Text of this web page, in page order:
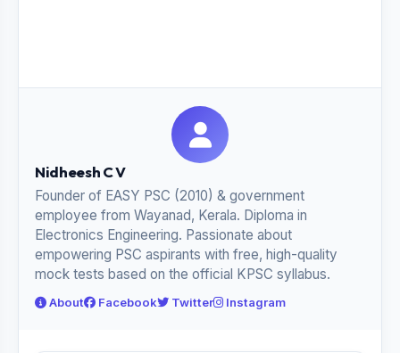
Nidheesh C V
Founder of EASY PSC (2010) & government
employee from Wayanad, Kerala. Diploma in
Electronics Engineering. Passionate about
empowering PSC aspirants with free, high-quality
mock tests based on the official KPSC syllabus.
About Facebook Twitter Instagram